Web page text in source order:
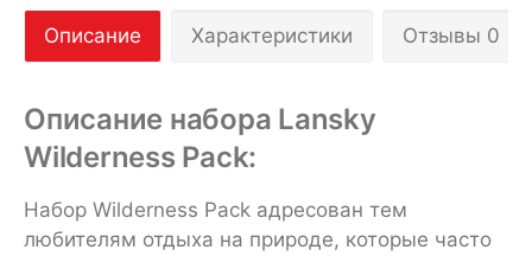
Описание Характеристики Отзывы 0
Описание набора Lansky
Wilderness Pack:
Набор Wilderness Pack адресован тем
любителям отдыха на природе, которые часто